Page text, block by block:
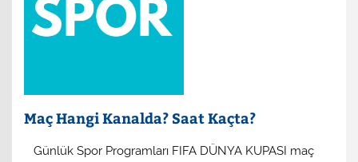
Maç Hangi Kanalda? Saat Kaçta?
​ Günlük Spor Programları FIFA DÜNYA KUPASI maç